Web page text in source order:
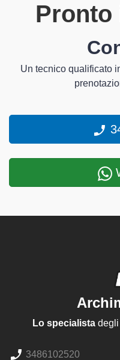
Pronto
Un tecnico qualificato
Lo specialistadegli
3486102520